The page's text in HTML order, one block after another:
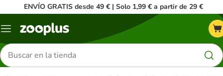
ENVÍO GRATIS desde 49 € | Solo 1,99 € a partir de 29 €
Menú
Buscar
productos